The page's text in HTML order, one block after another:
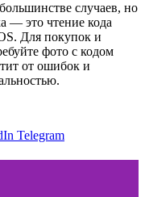
случаев, но
— это чтение кода
Для покупок и
фото с кодом
от ошибок и
Telegram